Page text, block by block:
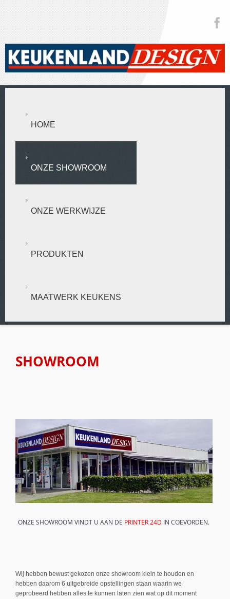
HOME
ONZE SHOWROOM
ONZE WERKWIJZE
PRODUKTEN
MAATWERK KEUKENS
SHOWROOM
ONZE SHOWROOM VINDT U AAN DE PRINTER 24D IN COEVORDEN.
Wij hebben bewust gekozen onze showroom klein te houden en
hebben daarom 6 uitgebreide opstellingen staan waarin we
geprobeerd hebben alles te kunnen laten zien wat op dit moment